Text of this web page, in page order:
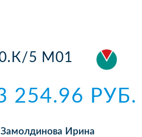
5 М01
254.96 РУБ.
Замолдинова Ирина